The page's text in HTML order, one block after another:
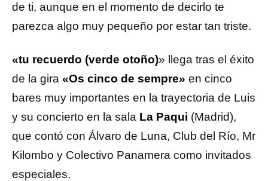
de ti, aunque en el momento de decirlo te
parezca algo muy pequeño por estar tan triste.
«tu recuerdo (verde otoño)» llega tras el éxito
de la gira «Os cinco de sempre» en cinco
bares muy importantes en la trayectoria de Luis
y su concierto en la sala La Paqui (Madrid),
que contó con Álvaro de Luna, Club del Río, Mr
Kilombo y Colectivo Panamera como invitados
especiales.